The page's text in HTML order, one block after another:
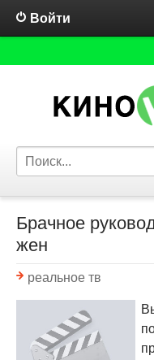
Войти
Брачное
жен
реальное тв